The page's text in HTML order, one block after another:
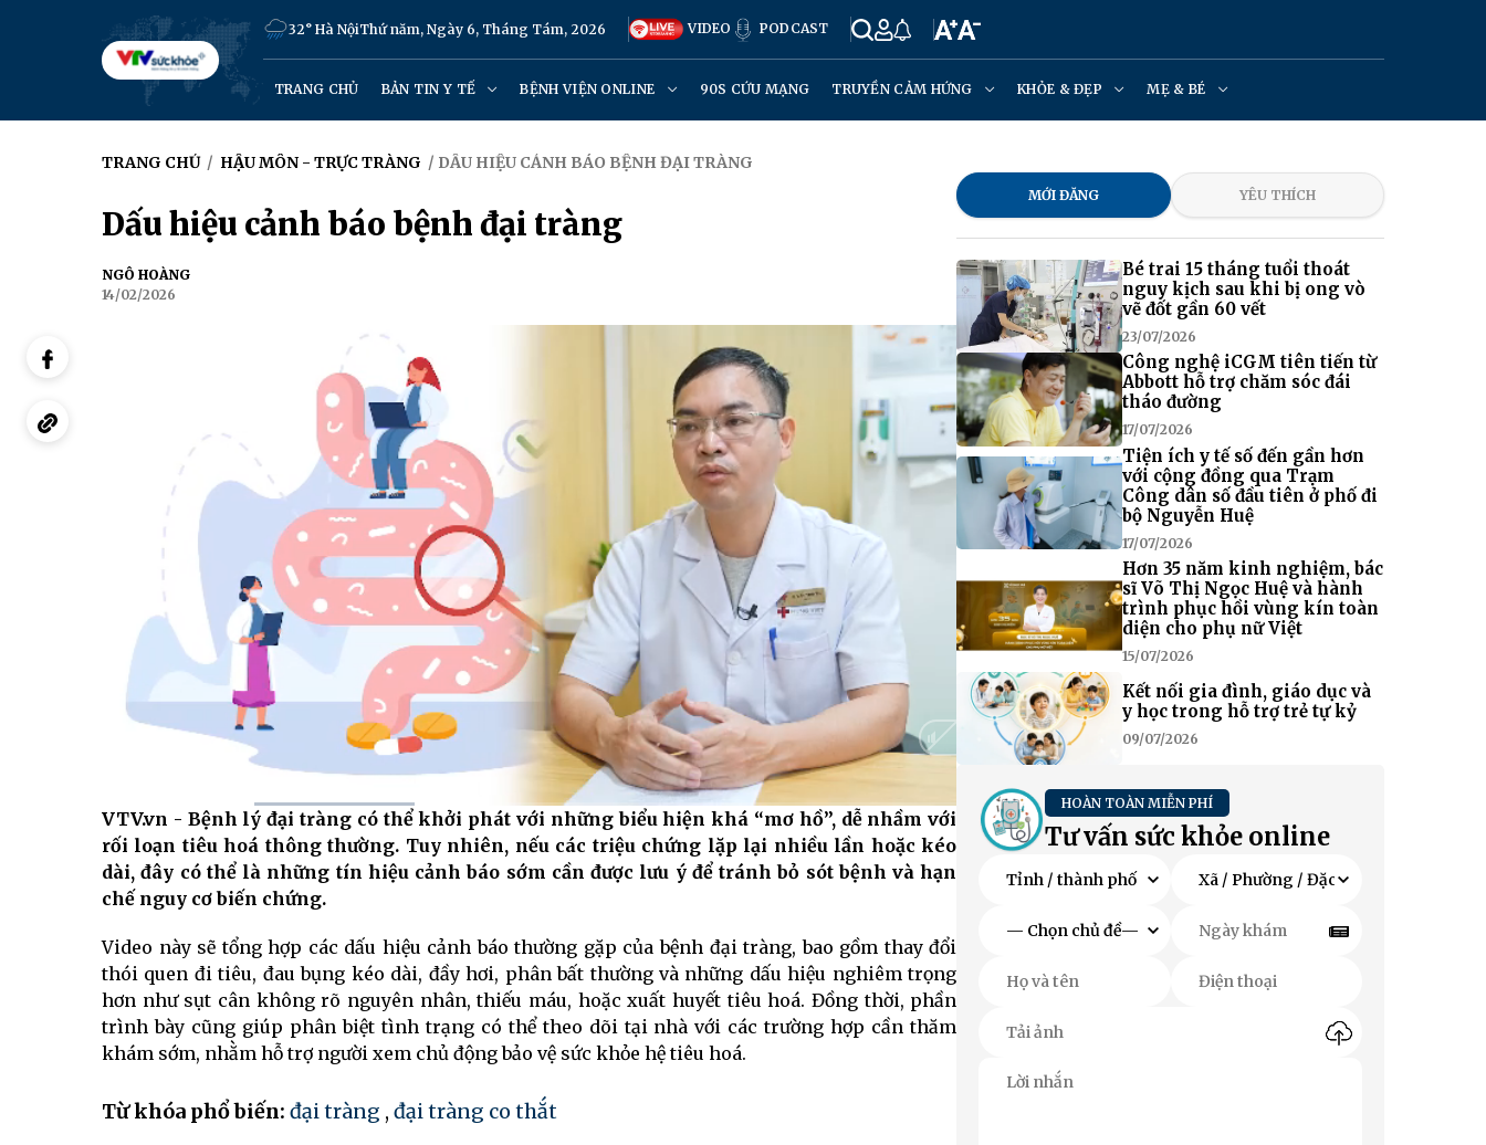
32° Hà NộiThứ năm, Ngày 6, Tháng Tám, 2026 VIDEO PODCAST
TRANG CHỦ BẢN TIN Y TẾ BỆNH VIỆN ONLINE 90S CỨU MẠNG TRUYỀN CẢM HỨNG KHỎE & ĐẸP MẸ & BÉ
TRANG CHỦ / HẬU MÔN - TRỰC TRÀNG / DẤU HIỆU CẢNH BÁO BỆNH ĐẠI TRÀNG
Dấu hiệu cảnh báo bệnh đại tràng
NGÔ HOÀNG
14/02/2026
Current
Time
0:09 / Duration
0:49 Auto
VTV.vn - Bệnh lý đại tràng có thể khởi phát với những biểu hiện khá “mơ hồ”, dễ nhầm với
rối loạn tiêu hoá thông thường. Tuy nhiên, nếu các triệu chứng lặp lại nhiều lần hoặc kéo
dài, đây có thể là những tín hiệu cảnh báo sớm cần được lưu ý để tránh bỏ sót bệnh và hạn
chế nguy cơ biến chứng.
Video này sẽ tổng hợp các dấu hiệu cảnh báo thường gặp của bệnh đại tràng, bao gồm thay đổi
thói quen đi tiêu, đau bụng kéo dài, đầy hơi, phân bất thường và những dấu hiệu nghiêm trọng
hơn như sụt cân không rõ nguyên nhân, thiếu máu, hoặc xuất huyết tiêu hoá. Đồng thời, phần
trình bày cũng giúp phân biệt tình trạng có thể theo dõi tại nhà với các trường hợp cần thăm
khám sớm, nhằm hỗ trợ người xem chủ động bảo vệ sức khỏe hệ tiêu hoá.
Từ khóa phổ biến: đại tràng , đại tràng co thắt
MỚI ĐĂNG YÊU THÍCH
Bé trai 15 tháng tuổi thoát
nguy kịch sau khi bị ong vò
vẽ đốt gần 60 vết
23/07/2026
Công nghệ iCGM tiên tiến từ
Abbott hỗ trợ chăm sóc đái
tháo đường
17/07/2026
Tiện ích y tế số đến gần hơn
với cộng đồng qua Trạm
Công dân số đầu tiên ở phố đi
bộ Nguyễn Huệ
17/07/2026
Hơn 35 năm kinh nghiệm, bác
sĩ Võ Thị Ngọc Huệ và hành
trình phục hồi vùng kín toàn
diện cho phụ nữ Việt
15/07/2026
Kết nối gia đình, giáo dục và
y học trong hỗ trợ trẻ tự kỷ
09/07/2026
HOÀN TOÀN MIỄN PHÍ
Tư vấn sức khỏe online